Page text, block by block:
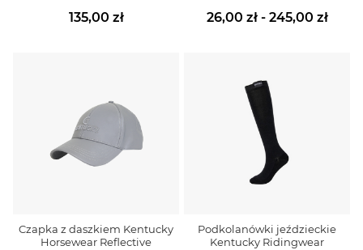
135,00 zł 26,00 zł - 245,00 zł
Czapka z daszkiem Kentucky
Horsewear Reflective
Podkolanówki jeździeckie
Kentucky Ridingwear